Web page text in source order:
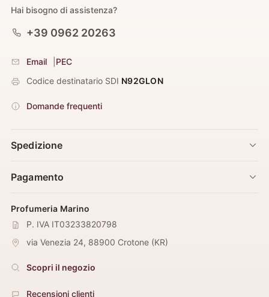
Hai bisogno di assistenza?
+39 0962 20263
Email
PEC
Codice destinatario SDI N92GLON
Domande frequenti
Spedizione
Pagamento
Profumeria Marino
P. IVA IT03233820798
via Venezia 24, 88900 Crotone (KR)
Scopri il negozio
Recensioni clienti